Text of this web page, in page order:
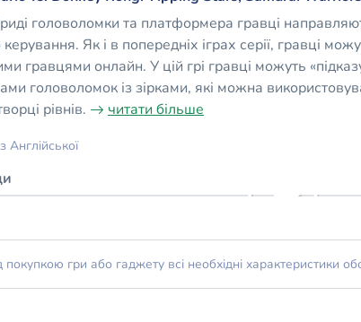
головоломки та платформера гравці
Як і в попередніх іграх серії, гравці
гравцями онлайн. У цій грі гравці можуть
головоломок із зірками, які можна
рівнів.
читати більше
Англійської
гри або гаджету всі необхідні характеристики